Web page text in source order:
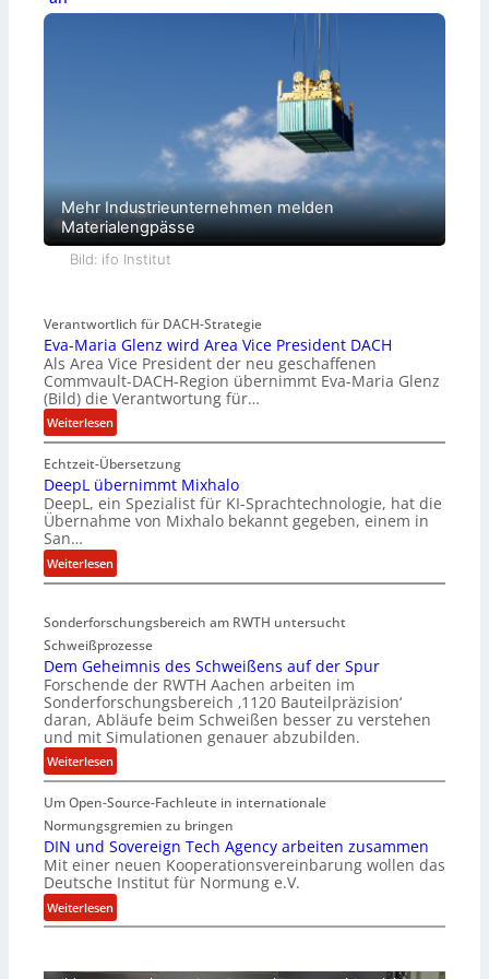
Mehr Industrieunternehmen melden
Materialengpässe
Bild: ifo Institut
Verantwortlich für DACH-Strategie
Eva-Maria Glenz wird Area Vice President DACH
Als Area Vice President der neu geschaffenen
Commvault-DACH-Region übernimmt Eva-Maria Glenz
(Bild) die Verantwortung für…
Weiterlesen:
E
v
a
-
M
a
r
i
G
l
e
n
z
w
i
r
d
r
e
a
V
i
Echtzeit-Übersetzung
DeepL übernimmt Mixhalo
DeepL, ein Spezialist für KI-Sprachtechnologie, hat die
Übernahme von Mixhalo bekannt gegeben, einem in
San…
Weiterlesen:
D
e
p
L
ü
b
e
r
n
m
m
t
M
i
x
Sonderforschungsbereich am RWTH untersucht
Schweißprozesse
Dem Geheimnis des Schweißens auf der Spur
Forschende der RWTH Aachen arbeiten im
Sonderforschungsbereich ‚1120 Bauteilpräzision‘
daran, Abläufe beim Schweißen besser zu verstehen
und mit Simulationen genauer abzubilden.
Weiterlesen:
D
e
m
G
e
h
e
i
n
Um Open-Source-Fachleute in internationale
Normungsgremien zu bringen
DIN und Sovereign Tech Agency arbeiten zusammen
Mit einer neuen Kooperationsvereinbarung wollen das
Deutsche Institut für Normung e.V.
Weiterlesen:
D
N